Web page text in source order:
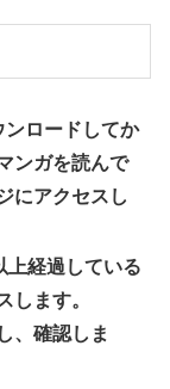
ンロードしてか
ンガを読んで
にアクセスし
上経過している
します。
、確認しま